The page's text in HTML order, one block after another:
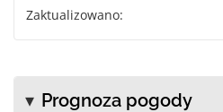
Zaktualizowano:
Prognoza pogody